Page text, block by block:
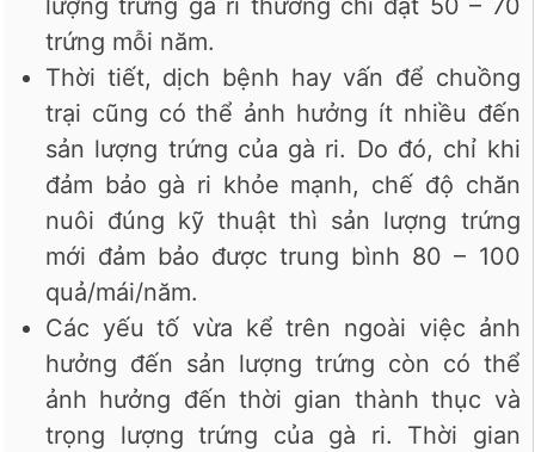
lượng trứng gà ri thường chỉ đạt 50 – 70
trứng mỗi năm.
Thời tiết, dịch bệnh hay vấn để chuồng
trại cũng có thể ảnh hưởng ít nhiều đến
sản lượng trứng của gà ri. Do đó, chỉ khi
đảm bảo gà ri khỏe mạnh, chế độ chăn
nuôi đúng kỹ thuật thì sản lượng trứng
mới đảm bảo được trung bình 80 – 100
quả/mái/năm.
Các yếu tố vừa kể trên ngoài việc ảnh
hưởng đến sản lượng trứng còn có thể
ảnh hưởng đến thời gian thành thục và
trọng lượng trứng của gà ri. Thời gian